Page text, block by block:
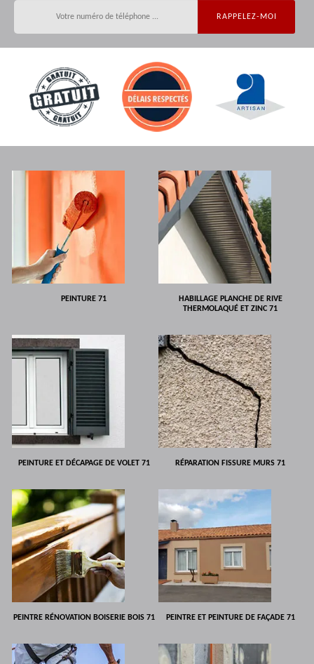
PEINTURE 71
HABILLAGE PLANCHE DE RIVE
THERMOLAQUÉ ET ZINC 71
PEINTURE ET DÉCAPAGE DE VOLET 71 RÉPARATION FISSURE MURS 71
PEINTRE RÉNOVATION BOISERIE BOIS 71 PEINTRE ET PEINTURE DE FAÇADE 71